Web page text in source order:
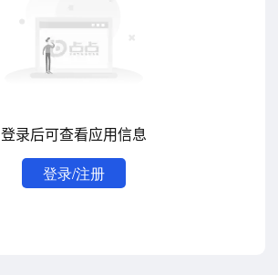
登录后可查看应用信息
登录/注册